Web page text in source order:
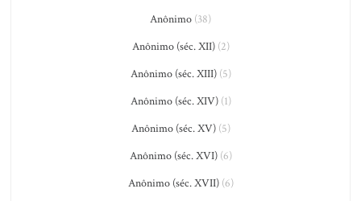
Anônimo (38)
Anônimo (séc. XII)(2)
Anônimo (séc. XIII)(5)
Anônimo (séc. XIV)(1)
Anônimo (séc. XV)(5)
Anônimo (séc. XVI)(6)
Anônimo (séc. XVII)(6)